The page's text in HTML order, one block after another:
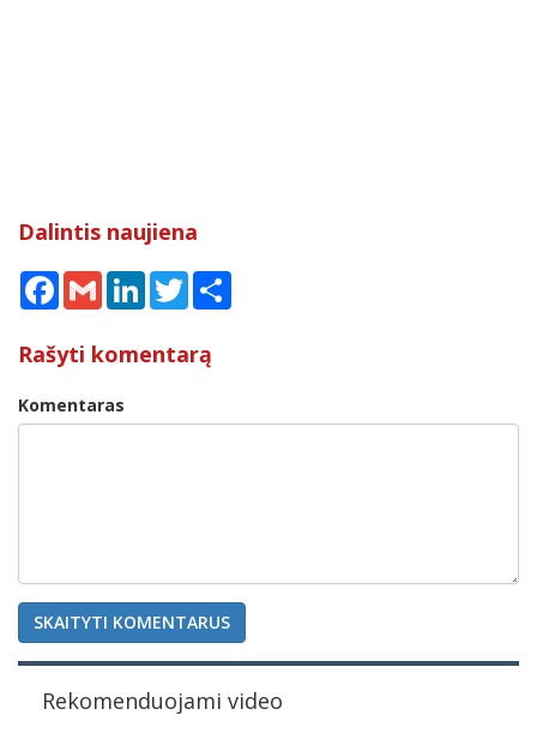
Dalintis naujiena
Facebook
Gmail LinkedInTwitter
Rašyti komentarą
Komentaras
SKAITYTI KOMENTARUS
Rekomenduojami video